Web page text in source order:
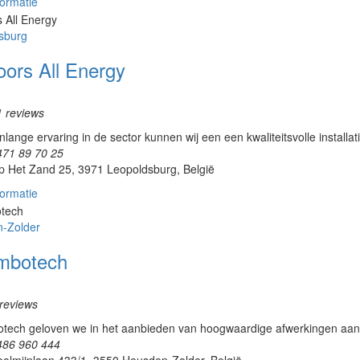
All Energy
reviews
ervaring in de sector kunnen wij een een kwaliteitsvolle
89 70 25
Het Zand 25, 3971 Leopoldsburg, België
Zolder
geloven we in het aanbieden van hoogwaardige afwerkingen
960 444